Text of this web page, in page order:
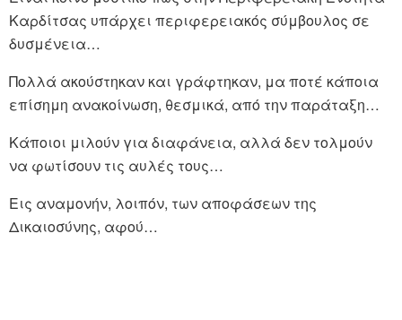
Καρδίτσας υπάρχει περιφερειακός σύμβουλος σε
δυσμένεια…
Πολλά ακούστηκαν και γράφτηκαν, μα ποτέ κάποια
επίσημη ανακοίνωση, θεσμικά, από την παράταξη…
Κάποιοι μιλούν για διαφάνεια, αλλά δεν τολμούν
να φωτίσουν τις αυλές τους…
Εις αναμονήν, λοιπόν, των αποφάσεων της
Δικαιοσύνης, αφού…